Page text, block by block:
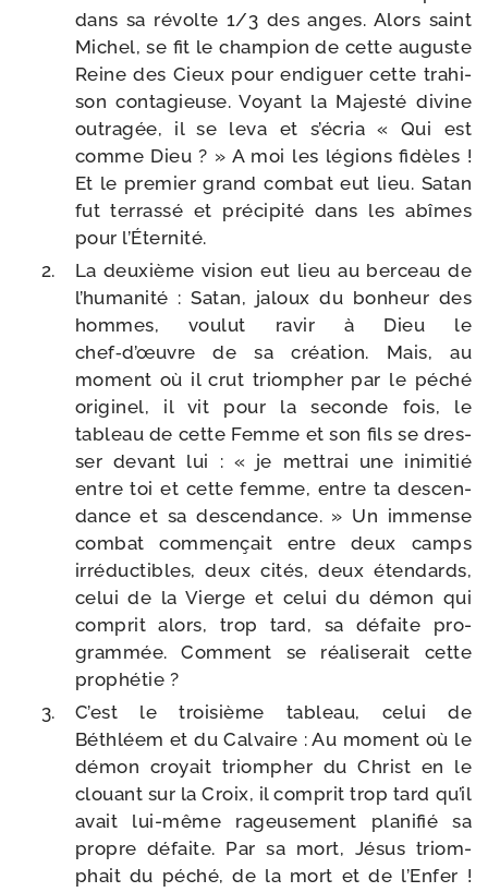
dans sa révolte 1/​3 des anges. Alors saint
Michel, se fit le cham­pion de cette auguste
Reine des Cieux pour endi­guer cette tra­hi­
son conta­gieuse. Voyant la Majesté divine
outra­gée, il se leva et s’écria « Qui est
comme Dieu ? » A moi les légions fidèles !
Et le pre­mier grand com­bat eut lieu. Satan
fut ter­ras­sé et pré­ci­pi­té dans les abîmes
pour l’Éternité.
La deuxième vision eut lieu au ber­ceau de
l’humanité : Satan, jaloux du bon­heur des
hommes, vou­lut ravir à Dieu le
chef‑d’œuvre de sa créa­tion. Mais, au
moment où il crut triom­pher par le péché
ori­gi­nel, il vit pour la seconde fois, le
tableau de cette Femme et son fils se dres­
ser devant lui : « je met­trai une ini­mi­tié
entre toi et cette femme, entre ta des­cen­
dance et sa des­cen­dance. » Un immense
com­bat com­men­çait entre deux camps
irré­duc­tibles, deux cités, deux éten­dards,
celui de la Vierge et celui du démon qui
com­prit alors, trop tard, sa défaite pro­
gram­mée. Comment se réa­li­se­rait cette
prophétie ?
C’est le troi­sième tableau, celui de
Béthléem et du Calvaire : Au moment où le
démon croyait triom­pher du Christ en le
clouant sur la Croix, il com­prit trop tard qu’il
avait lui-​même rageu­se­ment pla­ni­fié sa
propre défaite. Par sa mort, Jésus triom­
phait du péché, de la mort et de l’Enfer !